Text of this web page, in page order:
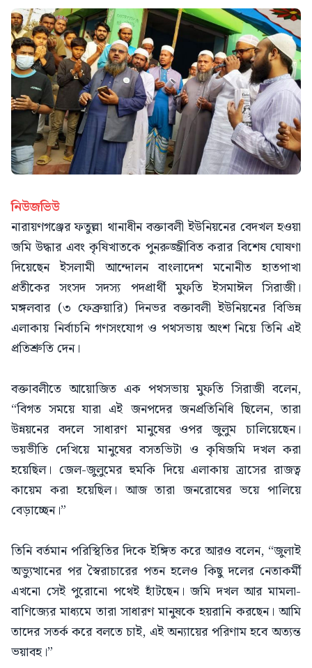
নিউজভিউ
নারায়ণগঞ্জের ফতুল্লা থানাধীন বক্তাবলী ইউনিয়নের বেদখল হওয়া
জমি উদ্ধার এবং কৃষিখাতকে পুনরুজ্জীবিত করার বিশেষ ঘোষণা
দিয়েছেন ইসলামী আন্দোলন বাংলাদেশ মনোনীত হাতপাখা
প্রতীকের সংসদ সদস্য পদপ্রার্থী মুফতি ইসমাঈল সিরাজী।
মঙ্গলবার (৩ ফেব্রুয়ারি) দিনভর বক্তাবলী ইউনিয়নের বিভিন্ন
এলাকায় নির্বাচনি গণসংযোগ ও পথসভায় অংশ নিয়ে তিনি এই
প্রতিশ্রুতি দেন।
বক্তাবলীতে আয়োজিত এক পথসভায় মুফতি সিরাজী বলেন,
“বিগত সময়ে যারা এই জনপদের জনপ্রতিনিধি ছিলেন, তারা
উন্নয়নের বদলে সাধারণ মানুষের ওপর জুলুম চালিয়েছেন।
ভয়ভীতি দেখিয়ে মানুষের বসতভিটা ও কৃষিজমি দখল করা
হয়েছিল। জেল-জুলুমের হুমকি দিয়ে এলাকায় ত্রাসের রাজত্ব
কায়েম করা হয়েছিল। আজ তারা জনরোষের ভয়ে পালিয়ে
বেড়াচ্ছেন।”
তিনি বর্তমান পরিস্থিতির দিকে ইঙ্গিত করে আরও বলেন, “জুলাই
অভ্যুত্থানের পর স্বৈরাচারের পতন হলেও কিছু দলের নেতাকর্মী
এখনো সেই পুরোনো পথেই হাঁটছেন। জমি দখল আর মামলা-
বাণিজ্যের মাধ্যমে তারা সাধারণ মানুষকে হয়রানি করছেন। আমি
তাদের সতর্ক করে বলতে চাই, এই অন্যায়ের পরিণাম হবে অত্যন্ত
ভয়াবহ।”